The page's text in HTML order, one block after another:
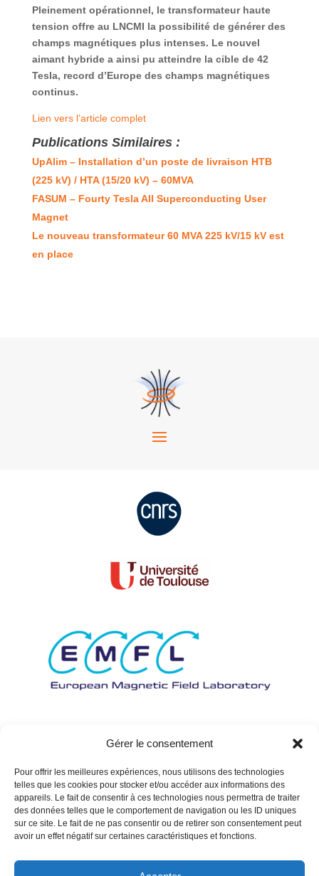
Gérer le consentement
Pour offrir les meilleures expériences, nous utilisons des technologies
telles que les cookies pour stocker et/ou accéder aux informations des
appareils. Le fait de consentir à ces technologies nous permettra de traiter
des données telles que le comportement de navigation ou les ID uniques
sur ce site. Le fait de ne pas consentir ou de retirer son consentement peut
avoir un effet négatif sur certaines caractéristiques et fonctions.
Pleinement opérationnel, le transformateur haute
tension offre au LNCMI la possibilité de générer des
champs magnétiques plus intenses. Le nouvel
aimant hybride a ainsi pu atteindre la cible de 42
Tesla, record d’Europe des champs magnétiques
continus.
Lien vers l’article complet
Publications Similaires :
UpAlim – Installation d’un poste de livraison HTB
(225 kV) / HTA (15/20 kV) – 60MVA
FASUM – Fourty Tesla All Superconducting User
Magnet
Le nouveau transformateur 60 MVA 225 kV/15 kV est
en place